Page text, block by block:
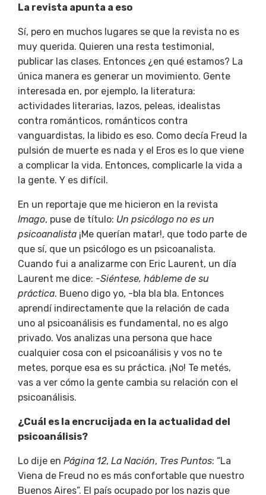
La revista apunta a eso
Sí, pero en muchos lugares se que la revista no es
muy querida. Quieren una resta testimonial,
publicar las clases. Entonces ¿en qué estamos? La
única manera es generar un movimiento. Gente
interesada en, por ejemplo, la literatura:
actividades literarias, lazos, peleas, idealistas
contra románticos, románticos contra
vanguardistas, la libido es eso. Como decía Freud la
pulsión de muerte es nada y el Eros es lo que viene
a complicar la vida. Entonces, complicarle la vida a
la gente. Y es difícil.
En un reportaje que me hicieron en la revista
Imago, puse de título: Un psicólogo no es un
psicoanalista ¡Me querían matar!, que todo parte de
que sí, que un psicólogo es un psicoanalista.
Cuando fui a analizarme con Eric Laurent, un día
Laurent me dice: -Siéntese, hábleme de su
práctica. Bueno digo yo, -bla bla bla. Entonces
aprendí indirectamente que la relación de cada
uno al psicoanálisis es fundamental, no es algo
privado. Vos analizas una persona que hace
cualquier cosa con el psicoanálisis y vos no te
metes, porque esa es su práctica. ¡No! Te metés,
vas a ver cómo la gente cambia su relación con el
psicoanálisis.
¿Cuál es la encrucijada en la actualidad del
psicoanálisis?
Lo dije en Página 12, La Nación, Tres Puntos: “La
Viena de Freud no es más confortable que nuestro
Buenos Aires”. El país ocupado por los nazis que